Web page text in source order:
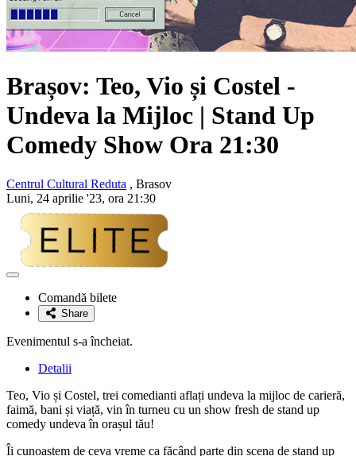
Brașov: Teo, Vio și Costel -
Undeva la Mijloc | Stand Up
Comedy Show Ora 21:30
Centrul Cultural Reduta , Brasov
Luni, 24 aprilie '23, ora 21:30
Adaugă
favoriteComandă bilete
Share
Evenimentul s-a încheiat.
Detalii
Teo, Vio și Costel, trei comedianti aflați undeva la mijloc de carieră,
faimă, bani și viață, vin în turneu cu un show fresh de stand up
comedy undeva în orașul tău!
Îi cunoaștem de ceva vreme ca făcând parte din scena de stand up